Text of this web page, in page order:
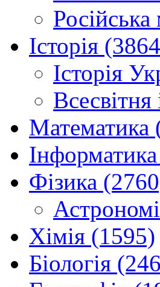
Історія
Історія
Всесвітня
Математика
Фізика
Хімія (1595)
Біологія